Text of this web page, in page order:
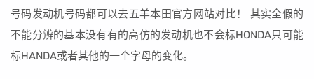
号码发动机号码都可以去五羊本田官方网站对比！ 其实全假的
不能分辨的基本没有有的高仿的发动机也不会标HONDA只可能
标HANDA或者其他的一个字母的变化。